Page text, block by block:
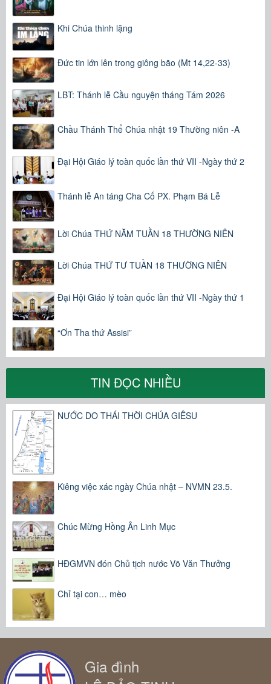
Khi Chúa thinh lặng
Đức tin lớn lên trong giông bão (Mt 14,22-33)
LBT: Thánh lễ Cầu nguyện tháng Tám 2026
Chầu Thánh Thể Chúa nhật 19 Thường niên -A
Đại Hội Giáo lý toàn quốc lần thứ VII -Ngày thứ 2
Thánh lễ An táng Cha Cố PX. Phạm Bá Lễ
Lời Chúa THỨ NĂM TUẦN 18 THƯỜNG NIÊN
Lời Chúa THỨ TƯ TUẦN 18 THƯỜNG NIÊN
Đại Hội Giáo lý toàn quốc lần thứ VII -Ngày thứ 1
“Ơn Tha thứ Assisi”
TIN ĐỌC NHIỀU
NƯỚC DO THÁI THỜI CHÚA GIÊSU
Kiêng việc xác ngày Chúa nhật – NVMN 23.5.
Chúc Mừng Hồng Ân Linh Mục
HĐGMVN đón Chủ tịch nước Võ Văn Thưởng
Chỉ tại con… mèo
Gia đình